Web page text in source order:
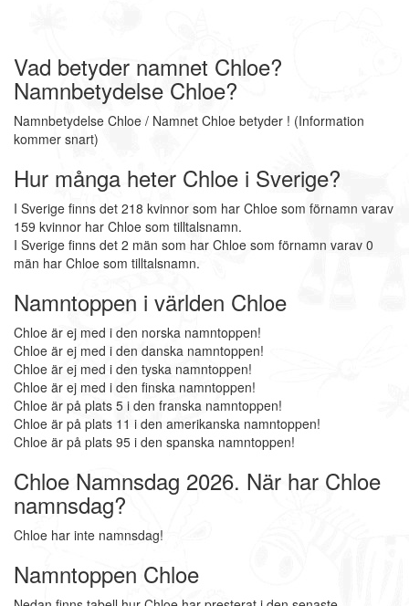
Vad betyder namnet Chloe?
Namnbetydelse Chloe?
Namnbetydelse Chloe / Namnet Chloe betyder ! (Information
kommer snart)
Hur många heter Chloe i Sverige?
I Sverige finns det 218 kvinnor som har Chloe som förnamn varav
159 kvinnor har Chloe som tilltalsnamn.
I Sverige finns det 2 män som har Chloe som förnamn varav 0
män har Chloe som tilltalsnamn.
Namntoppen i världen Chloe
Chloe är ej med i den norska namntoppen!
Chloe är ej med i den danska namntoppen!
Chloe är ej med i den tyska namntoppen!
Chloe är ej med i den finska namntoppen!
Chloe är på plats 5 i den franska namntoppen!
Chloe är på plats 11 i den amerikanska namntoppen!
Chloe är på plats 95 i den spanska namntoppen!
Chloe Namnsdag 2026. När har Chloe
namnsdag?
Chloe har inte namnsdag!
Namntoppen Chloe